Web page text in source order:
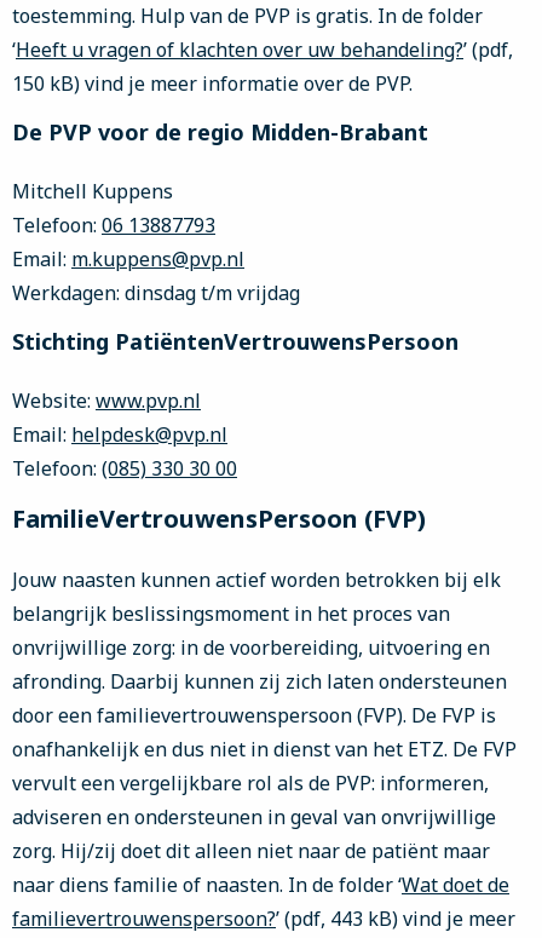
toestemming. Hulp van de PVP is gratis. In de folder
‘Heeft u vragen of klachten over uw behandeling?’ (pdf,
150 kB) vind je meer informatie over de PVP.
De PVP voor de regio Midden-Brabant
Mitchell Kuppens
Telefoon: 06 13887793
Email: m.kuppens@pvp.nl
Werkdagen: dinsdag t/m vrijdag
Stichting PatiëntenVertrouwensPersoon
Website: www.pvp.nl
Email: helpdesk@pvp.nl
Telefoon: (085) 330 30 00
FamilieVertrouwensPersoon (FVP)
Jouw naasten kunnen actief worden betrokken bij elk
belangrijk beslissingsmoment in het proces van
onvrijwillige zorg: in de voorbereiding, uitvoering en
afronding. Daarbij kunnen zij zich laten ondersteunen
door een familievertrouwenspersoon (FVP). De FVP is
onafhankelijk en dus niet in dienst van het ETZ. De FVP
vervult een vergelijkbare rol als de PVP: informeren,
adviseren en ondersteunen in geval van onvrijwillige
zorg. Hij/zij doet dit alleen niet naar de patiënt maar
naar diens familie of naasten. In de folder ‘Wat doet de
familievertrouwenspersoon?’ (pdf, 443 kB) vind je meer